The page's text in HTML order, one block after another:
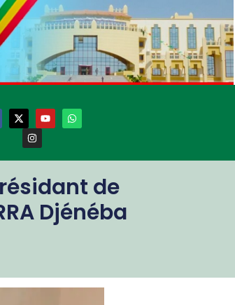
de
Djénéba